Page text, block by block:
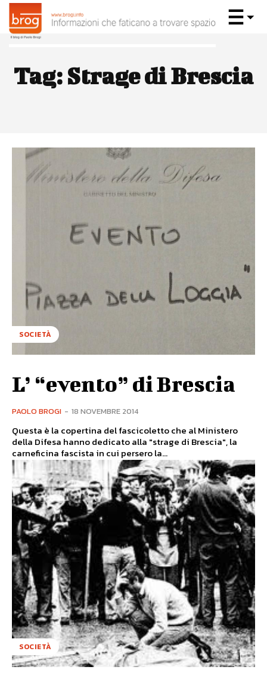
Tag: Strage di Brescia
SOCIETÀ
L’ “evento” di Brescia
PAOLO BROGI - 18 NOVEMBRE 2014
Questa è la copertina del fascicoletto che al Ministero
della Difesa hanno dedicato alla "strage di Brescia", la
carneficina fascista in cui persero la...
SOCIETÀ